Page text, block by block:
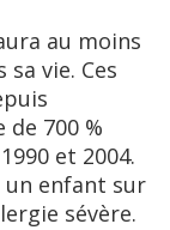
au moins
vie. Ces
de 700 %
et 2004.
un enfant sur
sévère.